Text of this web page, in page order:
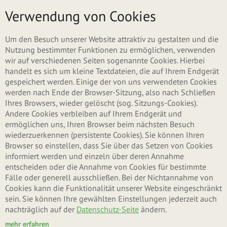
Menü
Verwendung von Cookies
Um den Besuch unserer Website attraktiv zu gestalten und die
Nutzung bestimmter Funktionen zu ermöglichen, verwenden
wir auf verschiedenen Seiten sogenannte Cookies. Hierbei
handelt es sich um kleine Textdateien, die auf Ihrem Endgerät
gespeichert werden. Einige der von uns verwendeten Cookies
werden nach Ende der Browser-Sitzung, also nach Schließen
Ihres Browsers, wieder gelöscht (sog. Sitzungs-Cookies).
Andere Cookies verbleiben auf Ihrem Endgerät und
ermöglichen uns, Ihren Browser beim nächsten Besuch
wiederzuerkennen (persistente Cookies). Sie können Ihren
Browser so einstellen, dass Sie über das Setzen von Cookies
informiert werden und einzeln über deren Annahme
entscheiden oder die Annahme von Cookies für bestimmte
Fälle oder generell ausschließen. Bei der Nichtannahme von
Cookies kann die Funktionalität unserer Website eingeschränkt
sein. Sie können Ihre gewählten Einstellungen jederzeit auch
nachträglich auf der Datenschutz-Seite ändern.
mehr erfahren